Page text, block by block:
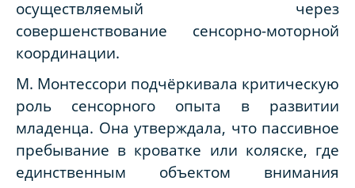
осуществляемый через
совершенствование сенсорно-моторной
координации.
М. Монтессори подчёркивала критическую
роль сенсорного опыта в развитии
младенца. Она утверждала, что пассивное
пребывание в кроватке или коляске, где
единственным объектом внимания